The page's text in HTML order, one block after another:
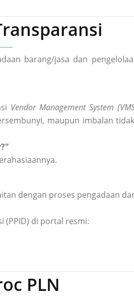
barang/jasa dan
Vendor Management System
maupun imbalan
dengan proses pengadaan
(PPID) di portal resmi:
PLN